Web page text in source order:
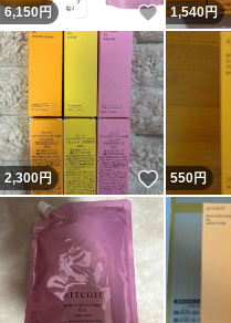
6,150円 いいね！
1,540円
2,300円 いいね！
550円